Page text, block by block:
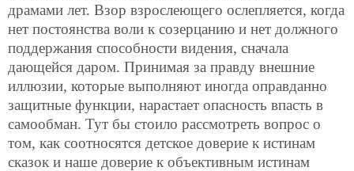
драмами лет. Взор взрослеющего ослепляется, когда
нет постоянства воли к созерцанию и нет должного
поддержания способности видения, сначала
дающейся даром. Принимая за правду внешние
иллюзии, которые выполняют иногда оправданно
защитные функции, нарастает опасность впасть в
самообман. Тут бы стоило рассмотреть вопрос о
том, как соотносятся детское доверие к истинам
сказок и наше доверие к объективным истинам